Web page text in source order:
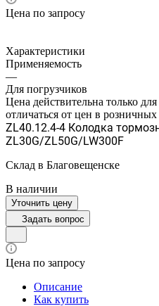
Цена по запросу
Характеристики
Применяемость
—
Для погрузчиков
Цена действительна только
отличаться от цен в
ZL40.12.4-4 Колодка
ZL30G/ZL50G/LW300F
Склад в Благовещенске
В наличии
Уточнить цену
Задать вопрос
Цена по запросу
Описание
Как купить